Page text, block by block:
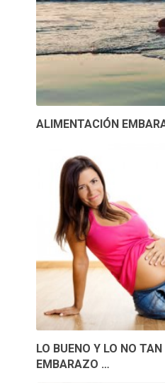
ALIMENTACIÓN
LO BUENO Y LO NO
EMBARAZO …